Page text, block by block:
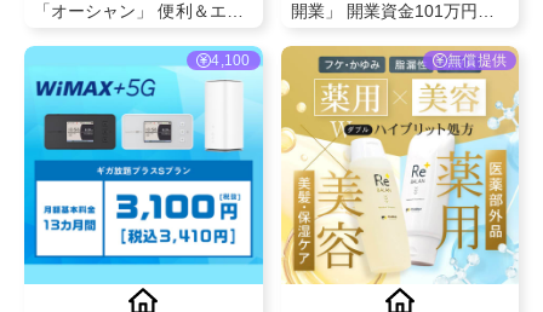
「オーシャン」 便利＆エコ
分で申し込み・設置完了で
成果対象✨
開業」 開業資金101万円以
める独立・起業情報を一括
入手
4,100 無償提供